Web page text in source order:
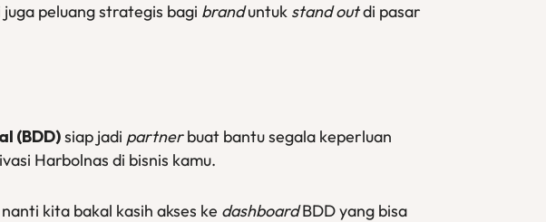
peluang strategis bagi branduntuk stand outdi pasar
(BDD)siap jadi partnerbuat bantu segala keperluan
Harbolnas di bisnis kamu.
kita bakal kasih akses ke dashboardBDD yang bisa